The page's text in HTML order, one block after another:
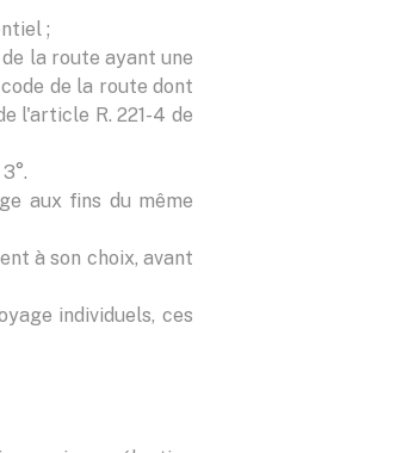
;
la route ayant une
de la route dont
l'article R. 221-4 de
aux fins du même
à son choix, avant
individuels, ces